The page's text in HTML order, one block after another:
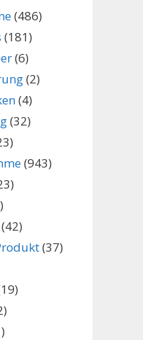
(486)
(181)
(6)
(2)
(4)
(32)
(943)
(42)
(37)